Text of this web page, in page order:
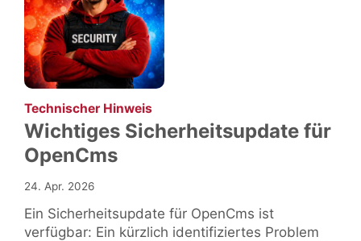
Technischer Hinweis:
Wichtiges Sicherheitsupdate für
OpenCms
24. Apr. 2026
Ein Sicherheitsupdate für OpenCms ist
verfügbar: Ein kürzlich identifiziertes Problem